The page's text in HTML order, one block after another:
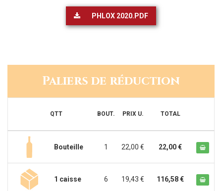
PHLOX 2020.PDF
Paliers de réduction
QTT BOUT. PRIX U. TOTAL
Bouteille 1 22,00 € 22,00 €
1 caisse 6 19,43 € 116,58 €